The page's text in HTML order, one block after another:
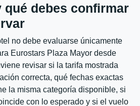
qué debes confirmar
no debe evaluarse únicamente
Eurostars Plaza Mayor desde
revisar si la tarifa mostrada
correcta, qué fechas exactas
la misma categoría disponible, si
con lo esperado y si el vuelo